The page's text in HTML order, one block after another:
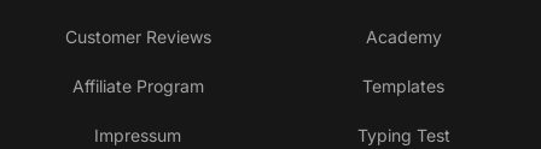
Customer Reviews
Affiliate Program
Impressum
Academy
Templates
Typing Test